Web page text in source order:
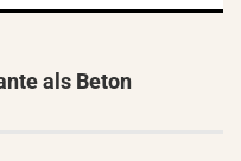
als Beton